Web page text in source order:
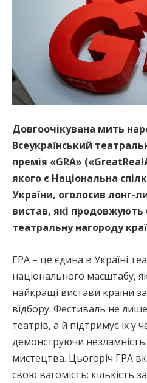
Довгоочікувана мить
Всеукраїнський
премія «GRA»
якого є Національна
України, оголосив лонг-
вистав, які продовжують
театральну нагороду
ГРА – це єдина в Україні
національного масштабу,
найкращі вистави країни
відбору. Фестиваль не
театрів, а й підтримує їх у
демонструючи незламність
мистецтва. Цьогоріч ГРА
свою вагомість: кількість